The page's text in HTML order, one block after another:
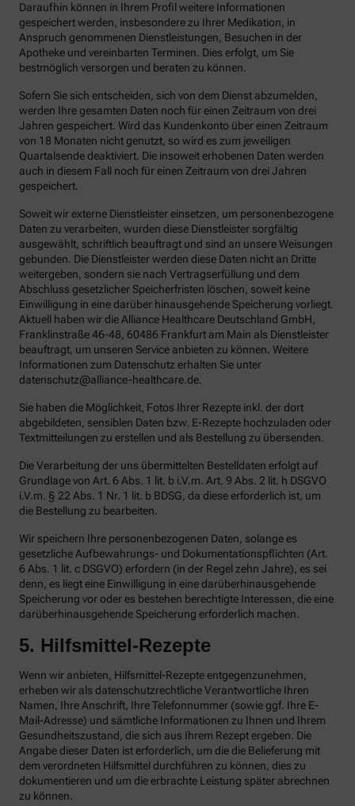
Daraufhin können in Ihrem Profil weitere Informationen
gespeichert werden, insbesondere zu Ihrer Medikation, in
Anspruch genommenen Dienstleistungen, Besuchen in der
Apotheke und vereinbarten Terminen. Dies erfolgt, um Sie
bestmöglich versorgen und beraten zu können.
Sofern Sie sich entscheiden, sich von dem Dienst abzumelden,
werden Ihre gesamten Daten noch für einen Zeitraum von drei
Jahren gespeichert. Wird das Kundenkonto über einen Zeitraum
von 18 Monaten nicht genutzt, so wird es zum jeweiligen
Quartalsende deaktiviert. Die insoweit erhobenen Daten werden
auch in diesem Fall noch für einen Zeitraum von drei Jahren
gespeichert.
Soweit wir externe Dienstleister einsetzen, um personenbezogene
Daten zu verarbeiten, wurden diese Dienstleister sorgfältig
ausgewählt, schriftlich beauftragt und sind an unsere Weisungen
gebunden. Die Dienstleister werden diese Daten nicht an Dritte
weitergeben, sondern sie nach Vertragserfüllung und dem
Abschluss gesetzlicher Speicherfristen löschen, soweit keine
Einwilligung in eine darüber hinausgehende Speicherung vorliegt.
Aktuell haben wir die Alliance Healthcare Deutschland GmbH,
Franklinstraße 46-48, 60486 Frankfurt am Main als Dienstleister
beauftragt, um unseren Service anbieten zu können. Weitere
Informationen zum Datenschutz erhalten Sie unter
datenschutz@alliance-healthcare.de.
Sie haben die Möglichkeit, Fotos Ihrer Rezepte inkl. der dort
abgebildeten, sensiblen Daten bzw. E-Rezepte hochzuladen oder
Textmitteilungen zu erstellen und als Bestellung zu übersenden.
Die Verarbeitung der uns übermittelten Bestelldaten erfolgt auf
Grundlage von Art. 6 Abs. 1 lit. b i.V.m. Art. 9 Abs. 2 lit. h DSGVO
i.V.m. § 22 Abs. 1 Nr. 1 lit. b BDSG, da diese erforderlich ist, um
die Bestellung zu bearbeiten.
Wir speichern Ihre personenbezogenen Daten, solange es
gesetzliche Aufbewahrungs- und Dokumentationspflichten (Art.
6 Abs. 1 lit. c DSGVO) erfordern (in der Regel zehn Jahre), es sei
denn, es liegt eine Einwilligung in eine darüberhinausgehende
Speicherung vor oder es bestehen berechtigte Interessen, die eine
darüberhinausgehende Speicherung erforderlich machen.
5. Hilfsmittel-Rezepte
Wenn wir anbieten, Hilfsmittel-Rezepte entgegenzunehmen,
erheben wir als datenschutzrechtliche Verantwortliche Ihren
Namen, Ihre Anschrift, Ihre Telefonnummer (sowie ggf. Ihre E-
Mail-Adresse) und sämtliche Informationen zu Ihnen und Ihrem
Gesundheitszustand, die sich aus Ihrem Rezept ergeben. Die
Angabe dieser Daten ist erforderlich, um die die Belieferung mit
dem verordneten Hilfsmittel durchführen zu können, dies zu
dokumentieren und um die erbrachte Leistung später abrechnen
zu können.